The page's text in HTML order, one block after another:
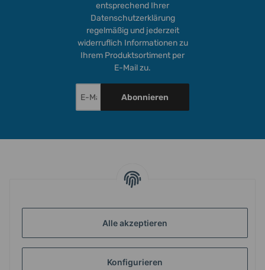
Alle akzeptieren
Konfigurieren
entsprechend Ihrer
Datenschutzerklärung
regelmäßig und jederzeit
widerruflich Informationen zu
Ihrem Produktsortiment per
E-Mail zu.
Abonnieren
INFORMATIONEN
GESETZLICHE INFORMATIONEN
ZAHLUNG & VERSAND